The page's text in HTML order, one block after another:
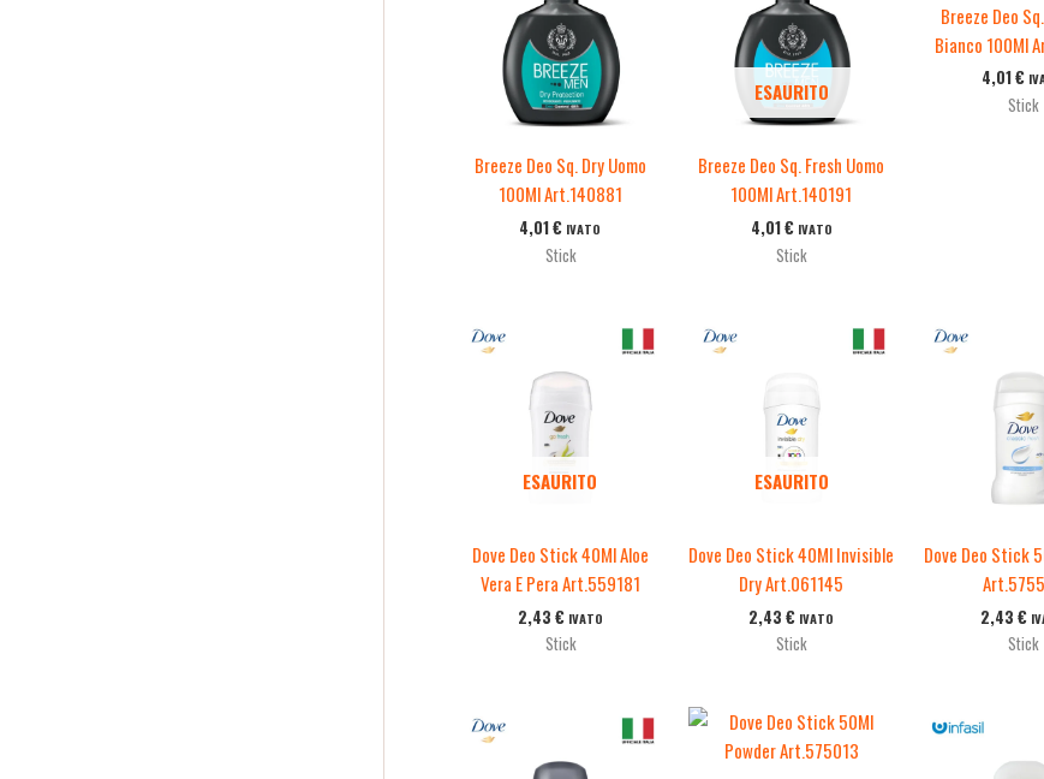
Breeze Deo Sq. Dry Uomo
100Ml Art.140881
4,01€ IVATO
Stick
ESAURITO
Breeze Deo Sq. Fresh Uomo
100Ml Art.140191
4,01€ IVATO
Stick
Breeze Deo
Bianco 100Ml
4,01€
Stick
ESAURITO
Dove Deo Stick 40Ml Aloe
Vera E Pera Art.559181
2,43 € IVATO
Stick
ESAURITO
Dove Deo Stick 40Ml Invisible
Dry Art.061145
2,43€ IVATO
Stick
Dove Deo Stick
2,43 €
Stick